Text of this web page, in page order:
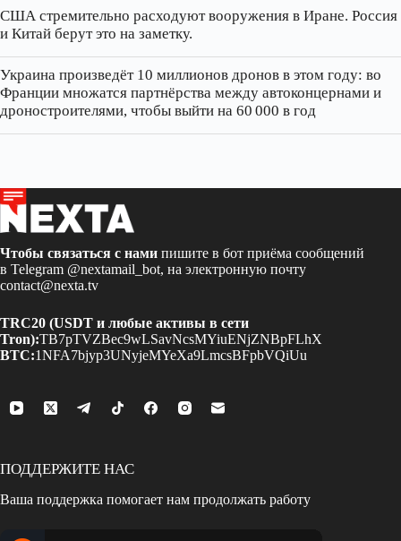
США стремительно расходуют вооружения в Иране. Россия
и Китай берут это на заметку.
Украина произведёт 10 миллионов дронов в этом году: во
Франции множатся партнёрства между автоконцернами и
дроностроителями, чтобы выйти на 60 000 в год
Чтобы связаться с нами пишите в бот приёма сообщений
в Telegram @nextamail_bot, на электронную почту
contact@nexta.tv
TRC20 (USDT и любые активы в сети
Tron):TB7pTVZBec9wLSavNcsMYiuENjZNBpFLhX
BTC:1NFA7bjyp3UNyjeMYeXa9LmcsBFpbVQiUu
ПОДДЕРЖИТЕ НАС
Ваша поддержка помогает нам продолжать работу